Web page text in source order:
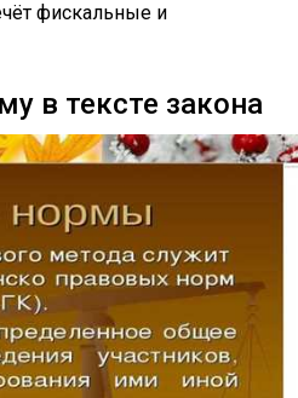
фискальные и
в тексте закона